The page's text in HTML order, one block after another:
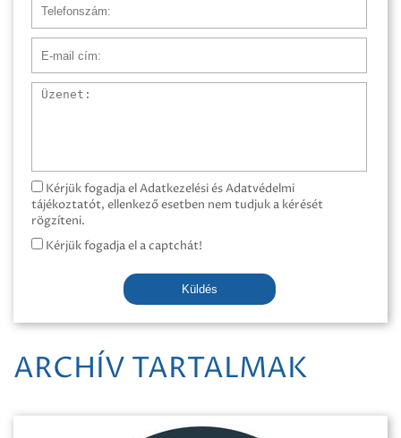
Üzenet
Kérjük fogadja el Adatkezelési és Adatvédelmi
tájékoztatót, ellenkező esetben nem tudjuk a kérését
rögzíteni.
Kérjük fogadja el a captchát!
Küldés
ARCHÍV TARTALMAK